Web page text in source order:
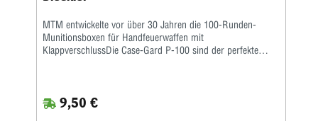
MTM entwickelte vor über 30 Jahren die 100-Runden-
Munitionsboxen für Handfeuerwaffen mit
KlappverschlussDie Case-Gard P-100 sind der perfekte
griffige, abriebfeste Strukturoberfläche und sind stapelbar.
Auf den Snap-Lock-Verschluss und das mechanische
9,50 €